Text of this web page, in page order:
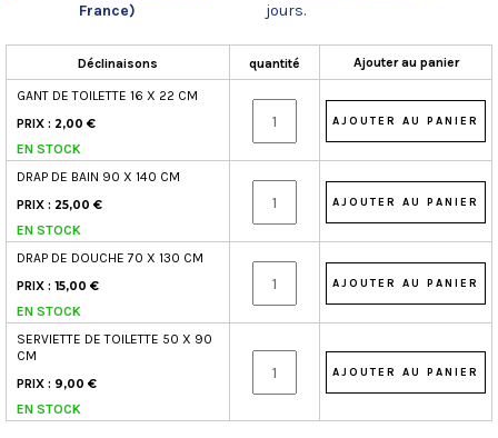
France)
jours.
Déclinaisons quantité Ajouter au panier
GANT DE TOILETTE 16 X 22 CM
PRIX : 2,00 €
EN STOCK
DRAP DE BAIN 90 X 140 CM
PRIX : 25,00 €
EN STOCK
DRAP DE DOUCHE 70 X 130 CM
PRIX : 15,00 €
EN STOCK
SERVIETTE DE TOILETTE 50 X 90
CM
PRIX : 9,00 €
EN STOCK